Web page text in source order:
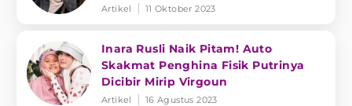
Artikel 11 Oktober 2023
Inara Rusli Naik Pitam! Auto
Skakmat Penghina Fisik Putrinya
Dicibir Mirip Virgoun
Artikel 16 Agustus 2023